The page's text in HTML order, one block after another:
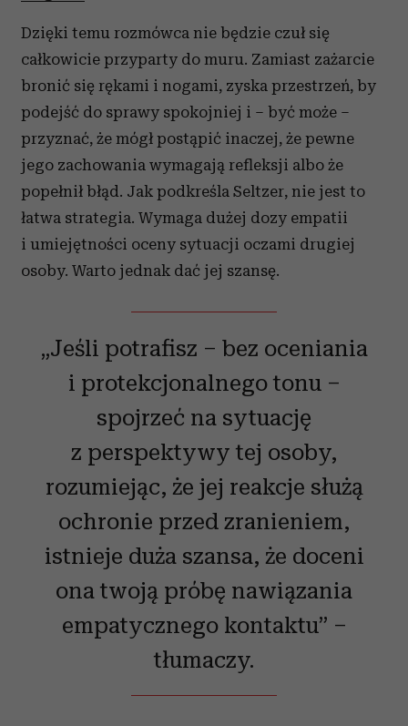
Dzięki temu rozmówca nie będzie czuł się
całkowicie przyparty do muru. Zamiast zażarcie
bronić się rękami i nogami, zyska przestrzeń, by
podejść do sprawy spokojniej i – być może –
przyznać, że mógł postąpić inaczej, że pewne
jego zachowania wymagają refleksji albo że
popełnił błąd. Jak podkreśla Seltzer, nie jest to
łatwa strategia. Wymaga dużej dozy empatii
i umiejętności oceny sytuacji oczami drugiej
osoby. Warto jednak dać jej szansę.
„Jeśli potrafisz – bez oceniania
i protekcjonalnego tonu –
spojrzeć na sytuację
z perspektywy tej osoby,
rozumiejąc, że jej reakcje służą
ochronie przed zranieniem,
istnieje duża szansa, że doceni
ona twoją próbę nawiązania
empatycznego kontaktu” –
tłumaczy.